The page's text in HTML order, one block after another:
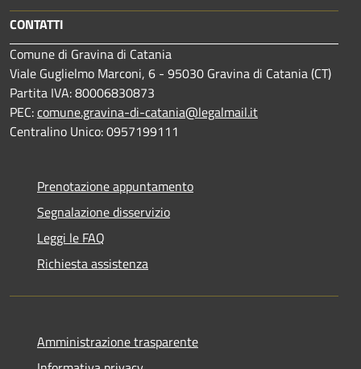
CONTATTI
Comune di Gravina di Catania
Viale Guglielmo Marconi, 6 - 95030 Gravina di Catania (CT)
Partita IVA: 80006830873
PEC:comune.gravina-di-catania@legalmail.it
Centralino Unico: 0957199111
Prenotazione appuntamento
Segnalazione disservizio
Leggi le FAQ
Richiesta assistenza
Amministrazione trasparente